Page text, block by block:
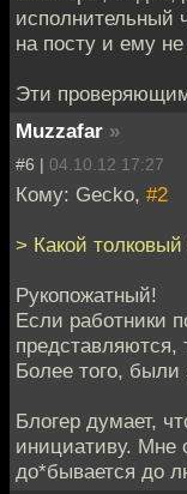
исполнительный
на посту и ему
Эти проверяющим
Muzzafar »
#6 | 04.10.12 17:27
Кому: Gecko, #2
> Какой толковый
Рукопожатный!
Если работники
представляются,
Более того, были
Блогер думает,
инициативу. Мне
до*бывается до